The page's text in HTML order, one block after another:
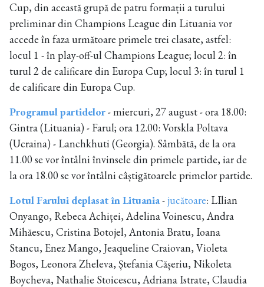
Cup, din această grupă de patru formații a turului
preliminar din Champions League din Lituania vor
accede în faza următoare primele trei clasate, astfel:
locul 1 - în play-off-ul Champions League; locul 2: în
turul 2 de calificare din Europa Cup; locul 3: în turul 1
de calificare din Europa Cup.
Programul partidelor- miercuri, 27 august - ora 18.00:
Gintra (Lituania) - Farul; ora 12.00: Vorskla Poltava
(Ucraina) - Lanchkhuti (Georgia). Sâmbătă, de la ora
11.00 se vor întâlni învinsele din primele partide, iar de
la ora 18.00 se vor întâlni câștigătoarele primelor partide.
Lotul Farului deplasat în Lituania- jucătoare: LIlian
Onyango, ⁠Rebeca Achiței, Adelina Voinescu, Andra
Mihăescu, Cristina Botojel, Antonia Bratu, Ioana
Stancu, Enez Mango, Jeaqueline Craiovan, Violeta
Bogos, Leonora Zheleva, Ștefania Cășeriu, Nikoleta
Boycheva, Nathalie Stoicescu, Adriana Istrate, Claudia